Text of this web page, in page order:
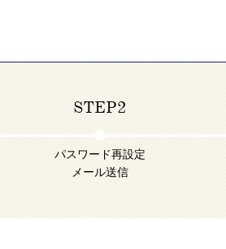
STEP2
パスワード再設定
メール送信